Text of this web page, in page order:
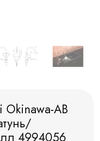
AB
4994056